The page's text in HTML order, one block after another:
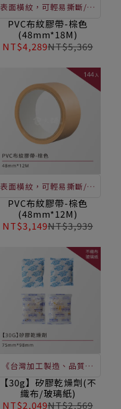
表面橫紋，可輕易撕斷/抗
拉耐磨/不易斷裂/黏性佳/
不殘膠/表面油性筆書寫或
標註
PVC布紋膠帶-棕色
(48mm*18M)
NT$4,289NT$5,369
表面橫紋，可輕易撕斷/抗
拉耐磨/不易斷裂/黏性佳/
不殘膠/表面油性筆書寫或
標註
PVC布紋膠帶-棕色
(48mm*12M)
NT$3,149NT$3,939
《台灣加工製造、品質穩
定》如須購買，請直接洽
詢客服
【30g】矽膠乾燥劑(不
織布/玻璃紙)
NT$2,049NT$2,569